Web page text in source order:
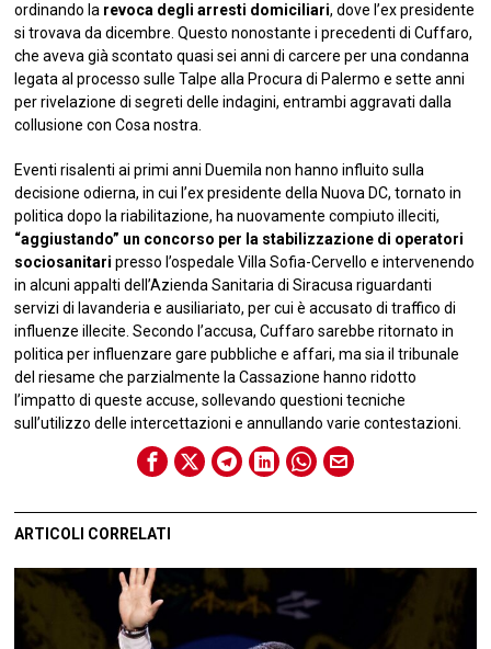
ordinando la revoca degli arresti domiciliari, dove l’ex presidente
si trovava da dicembre. Questo nonostante i precedenti di Cuffaro,
che aveva già scontato quasi sei anni di carcere per una condanna
legata al processo sulle Talpe alla Procura di Palermo e sette anni
per rivelazione di segreti delle indagini, entrambi aggravati dalla
collusione con Cosa nostra.
Eventi risalenti ai primi anni Duemila non hanno influito sulla
decisione odierna, in cui l’ex presidente della Nuova DC, tornato in
politica dopo la riabilitazione, ha nuovamente compiuto illeciti,
“aggiustando” un concorso per la stabilizzazione di operatori
sociosanitari presso l’ospedale Villa Sofia-Cervello e intervenendo
in alcuni appalti dell’Azienda Sanitaria di Siracusa riguardanti
servizi di lavanderia e ausiliariato, per cui è accusato di traffico di
influenze illecite. Secondo l’accusa, Cuffaro sarebbe ritornato in
politica per influenzare gare pubbliche e affari, ma sia il tribunale
del riesame che parzialmente la Cassazione hanno ridotto
l’impatto di queste accuse, sollevando questioni tecniche
sull’utilizzo delle intercettazioni e annullando varie contestazioni.
ARTICOLI CORRELATI